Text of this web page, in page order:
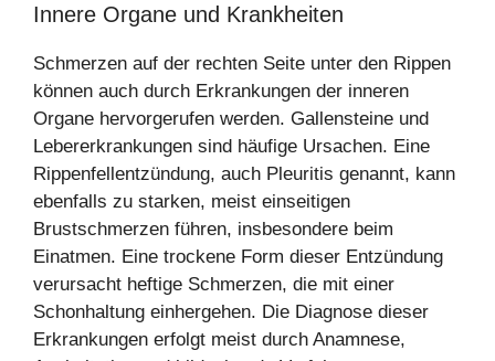
Innere Organe und Krankheiten
Schmerzen auf der rechten Seite unter den Rippen
können auch durch Erkrankungen der inneren
Organe hervorgerufen werden. Gallensteine und
Lebererkrankungen sind häufige Ursachen. Eine
Rippenfellentzündung, auch Pleuritis genannt, kann
ebenfalls zu starken, meist einseitigen
Brustschmerzen führen, insbesondere beim
Einatmen. Eine trockene Form dieser Entzündung
verursacht heftige Schmerzen, die mit einer
Schonhaltung einhergehen. Die Diagnose dieser
Erkrankungen erfolgt meist durch Anamnese,